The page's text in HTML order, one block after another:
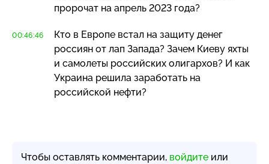
пророчат на апрель 2023 года?
00:46:46
Кто в Европе встал на защиту денег
россиян от лап Запада? Зачем Киеву яхты
и самолеты российских олигархов? И как
Украина решила заработать на
российской нефти?
Чтобы оставлять комментарии, войдите или